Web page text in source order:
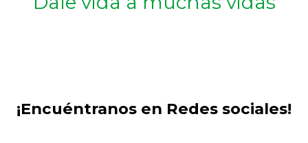
¡Encuéntranos en Redes sociales!